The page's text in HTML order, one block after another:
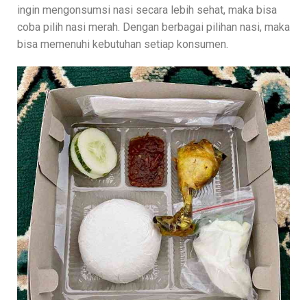
ingin mengonsumsi nasi secara lebih sehat, maka bisa
coba pilih nasi merah. Dengan berbagai pilihan nasi, maka
bisa memenuhi kebutuhan setiap konsumen.